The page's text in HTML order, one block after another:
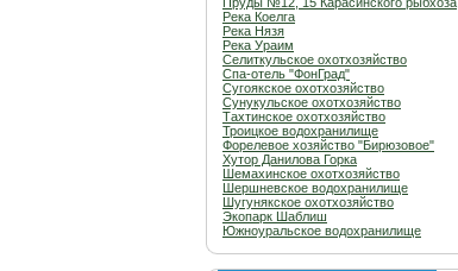
Река Коелга
Река Нязя
Река Ураим
Селиткульское охотхозяйство
Спа-отель "ФонГрад"
Сугоякское охотхозяйство
Сунукульское охотхозяйство
Тахтинское охотхозяйство
Троицкое водохранилище
Форелевое хозяйство "Бирюзовое"
Хутор Данилова Горка
Шемахинское охотхозяйство
Шершневское водохранилище
Шугунякское охотхозяйство
Экопарк Шаблиш
Южноуральское водохранилище